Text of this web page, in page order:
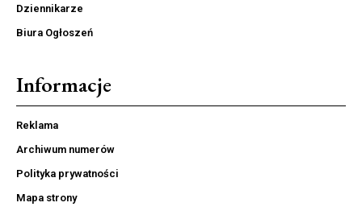
Dziennikarze
Biura Ogłoszeń
Informacje
Reklama
Archiwum numerów
Polityka prywatności
Mapa strony